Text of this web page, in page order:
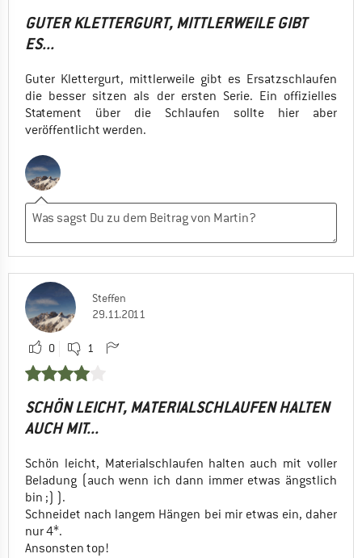
GUTER KLETTERGURT, MITTLERWEILE GIBT
ES...
Guter Klettergurt, mittlerweile gibt es Ersatzschlaufen
die besser sitzen als der ersten Serie. Ein offizielles
Statement über die Schlaufen sollte hier aber
veröffentlicht werden.
Steffen
29.11.2011
0 1
SCHÖN LEICHT, MATERIALSCHLAUFEN HALTEN
AUCH MIT...
Schön leicht, Materialschlaufen halten auch mit voller
Beladung (auch wenn ich dann immer etwas ängstlich
bin ;) ).
Schneidet nach langem Hängen bei mir etwas ein, daher
nur 4*.
Ansonsten top!